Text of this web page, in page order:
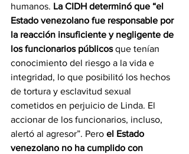
humanos. La CIDH determinó que “el
Estado venezolano fue responsable por
la reacción insuficiente y negligente de
los funcionarios públicos que tenían
conocimiento del riesgo a la vida e
integridad, lo que posibilitó los hechos
de tortura y esclavitud sexual
cometidos en perjuicio de Linda. El
accionar de los funcionarios, incluso,
alertó al agresor”. Pero el Estado
venezolano no ha cumplido con